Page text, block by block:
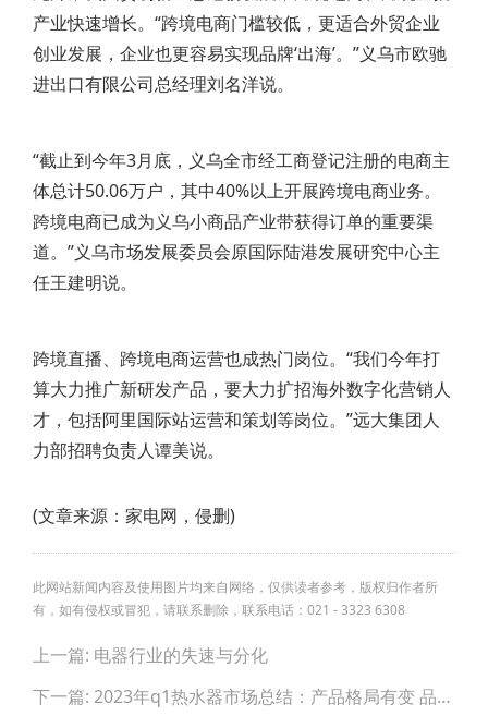
产业快速增长。“跨境电商门槛较低，更适合外贸企业
创业发展，企业也更容易实现品牌‘出海’。”义乌市欧驰
进出口有限公司总经理刘名洋说。
“截止到今年3月底，义乌全市经工商登记注册的电商主
体总计50.06万户，其中40%以上开展跨境电商业务。
跨境电商已成为义乌小商品产业带获得订单的重要渠
道。”义乌市场发展委员会原国际陆港发展研究中心主
任王建明说。
跨境直播、跨境电商运营也成热门岗位。“我们今年打
算大力推广新研发产品，要大力扩招海外数字化营销人
才，包括阿里国际站运营和策划等岗位。”远大集团人
力部招聘负责人谭美说。
(文章来源：家电网，侵删)
此网站新闻内容及使用图片均来自网络，仅供读者参考，版权归作者所
有，如有侵权或冒犯，请联系删除，联系电话：021 - 3323 6308
navigation
上一篇: 电器行业的失速与分化
下一篇: 2023年q1热水器市场总结：产品格局有变 品牌阵营稳定